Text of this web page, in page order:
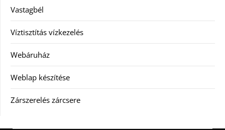
Vastagbél
Víztisztítás vízkezelés
Webáruház
Weblap készítése
Zárszerelés zárcsere